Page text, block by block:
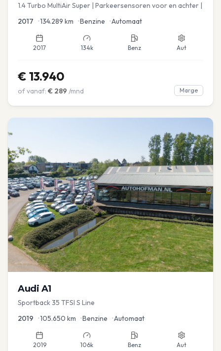
1.4 Turbo MultiAir Super | Parkeersensoren voor en achter |
2017 •134.289 km •Benzine •Automaat
2017 134k Benz Aut
€ 13.940
of vanaf: € 289 /mnd Marge
Audi A1
Sportback 35 TFSI S Line
2019 •105.650 km •Benzine •Automaat
2019 106k Benz Aut